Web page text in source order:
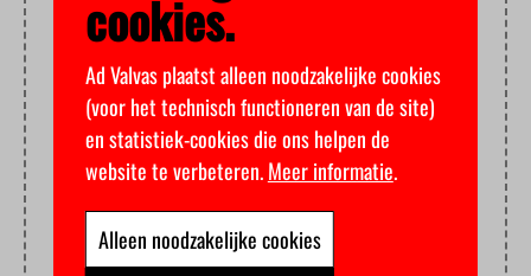
cookies.
Ad Valvas plaatst alleen noodzakelijke cookies
(voor het technisch functioneren van de site)
en statistiek-cookies die ons helpen de
website te verbeteren.Meer informatie.
Alleen noodzakelijke cookies